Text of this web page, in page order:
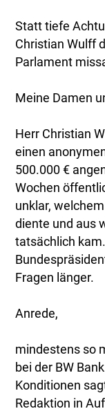
Statt tiefe
Christian Wulff
Parlament
Meine Damen
Herr Christian
einen
500.000 €
Wochen
unklar,
diente und aus
tatsächlich
Fragen länger.
Anrede,
mindestens so
bei der BW
Konditionen
Redaktion in